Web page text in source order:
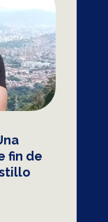
fin de